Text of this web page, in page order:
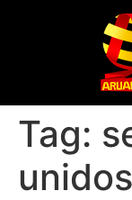
Tag:
unidos